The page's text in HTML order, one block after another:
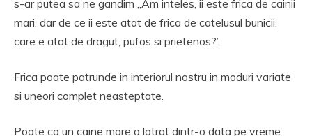
s-ar putea sa ne gandim „Am inteles, ii este frica de cainii
mari, dar de ce ii este atat de frica de catelusul bunicii,
care e atat de dragut, pufos si prietenos?’.
Frica poate patrunde in interiorul nostru in moduri variate
si uneori complet neasteptate.
Poate ca un caine mare a latrat dintr-o data pe vreme